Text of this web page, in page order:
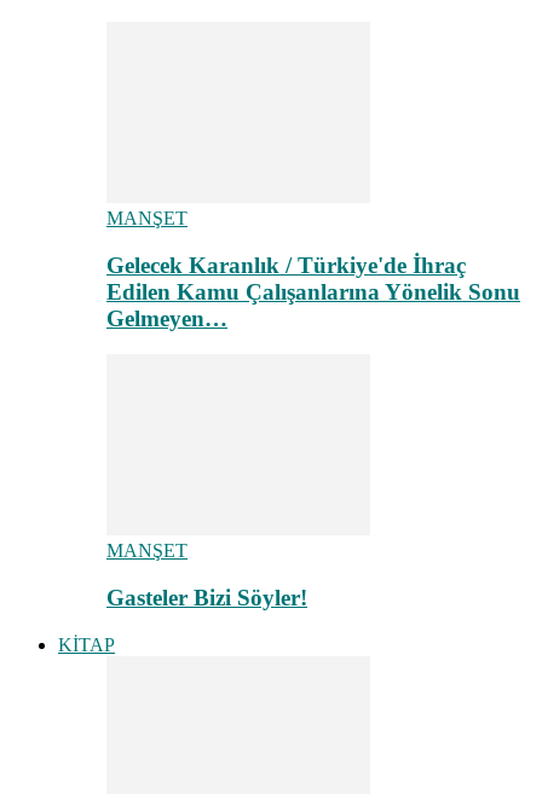
MANŞET
Gelecek Karanlık / Türkiye'de İhraç
Edilen Kamu Çalışanlarına Yönelik Sonu
Gelmeyen…
MANŞET
Gasteler Bizi Söyler!
KİTAP